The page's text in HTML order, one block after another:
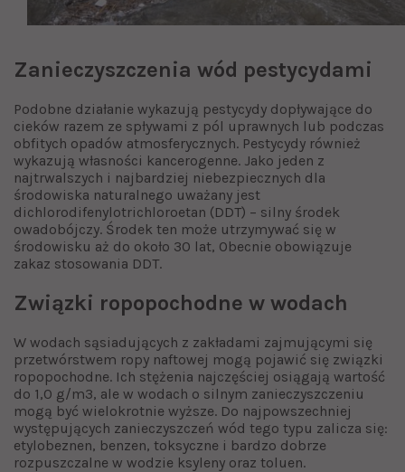
Zanieczyszczenia wód pestycydami
Podobne działanie wykazują pestycydy dopływające do
cieków razem ze spływami z pól uprawnych lub podczas
obfitych opadów atmosferycznych. Pestycydy również
wykazują własności kancerogenne. Jako jeden z
najtrwalszych i najbardziej niebezpiecznych dla
środowiska naturalnego uważany jest
dichlorodifenylotrichloroetan (DDT) – silny środek
owadobójczy. Środek ten może utrzymywać się w
środowisku aż do około 30 lat, Obecnie obowiązuje
zakaz stosowania DDT.
Związki ropopochodne w wodach
W wodach sąsiadujących z zakładami zajmującymi się
przetwórstwem ropy naftowej mogą pojawić się związki
ropopochodne. Ich stężenia najczęściej osiągają wartość
do 1,0 g/m3, ale w wodach o silnym zanieczyszczeniu
mogą być wielokrotnie wyższe. Do najpowszechniej
występujących zanieczyszczeń wód tego typu zalicza się:
etylobeznen, benzen, toksyczne i bardzo dobrze
rozpuszczalne w wodzie ksyleny oraz toluen.